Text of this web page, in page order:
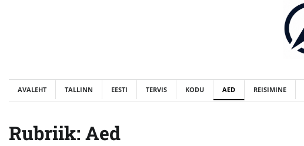
AVALEHT TALLINN EESTI TERVIS KODU AED REISIMINE
Rubriik: Aed